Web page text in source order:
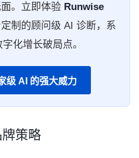
。立即体验 Runwise
制的顾问级 AI 诊断，系
化增长破局点。
级 AI 的强大威力
策略